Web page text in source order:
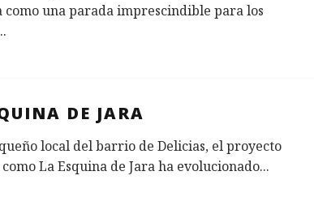
como una parada imprescindible para los
DE JARA
local del barrio de Delicias, el proyecto
La Esquina de Jara ha evolucionado...